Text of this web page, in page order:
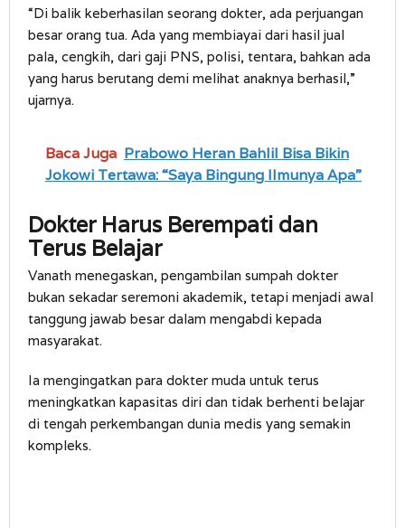
“Di balik keberhasilan seorang dokter, ada perjuangan
besar orang tua. Ada yang membiayai dari hasil jual
pala, cengkih, dari gaji PNS, polisi, tentara, bahkan ada
yang harus berutang demi melihat anaknya berhasil,”
ujarnya.
Baca Juga Prabowo Heran Bahlil Bisa Bikin
Jokowi Tertawa: “Saya Bingung Ilmunya Apa”
Dokter Harus Berempati dan
Terus Belajar
Vanath menegaskan, pengambilan sumpah dokter
bukan sekadar seremoni akademik, tetapi menjadi awal
tanggung jawab besar dalam mengabdi kepada
masyarakat.
Ia mengingatkan para dokter muda untuk terus
meningkatkan kapasitas diri dan tidak berhenti belajar
di tengah perkembangan dunia medis yang semakin
kompleks.